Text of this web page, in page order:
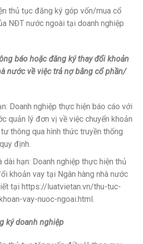
thủ tục đăng ký góp vốn/mua cổ
NĐT nước ngoài tại doanh nghiệp
báo hoặc đăng ký thay đổi khoản
nước về việc trả nợ bằng cổ phần/
Doanh nghiệp thực hiện báo cáo với
quản lý đơn vị về việc chuyển khoản
thông qua hình thức truyền thống
định.
dài hạn: Doanh nghiệp thực hiện thủ
khoản vay tại Ngân hàng nhà nước
tại https://luatvietan.vn/thu-tuc-
vay-nuoc-ngoai.html.
ký doanh nghiệp